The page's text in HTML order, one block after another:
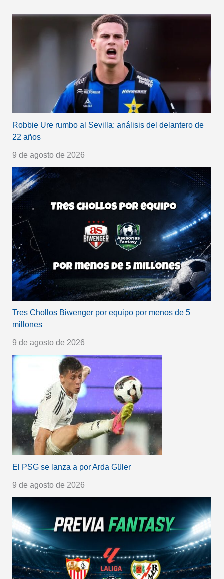
Robbie Ure rumbo al Sevilla: análisis del delantero de
22 años
9 de agosto de 2026
Tres Chollos Biwenger por equipo por menos de 5
millones
9 de agosto de 2026
El PSG se lanza a por Arda Güler
9 de agosto de 2026